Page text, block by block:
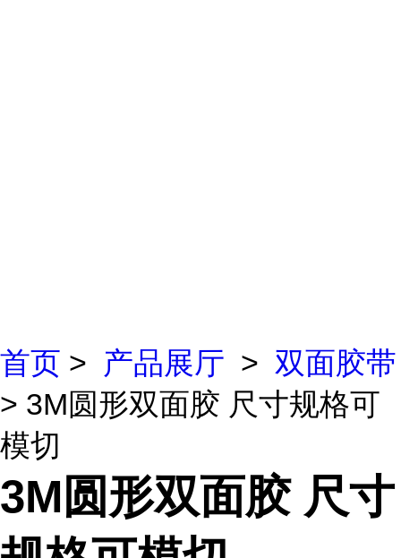
首页 > 产品展厅 > 双面胶带
> 3M圆形双面胶 尺寸规格可
模切
3M圆形双面胶 尺寸